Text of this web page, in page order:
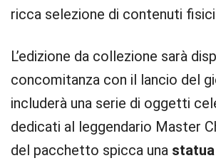
ricca selezione di contenuti
L’edizione da collezione sarà
concomitanza con il lancio del
includerà una serie di oggetti
dedicati al leggendario Master
del pacchetto spicca una